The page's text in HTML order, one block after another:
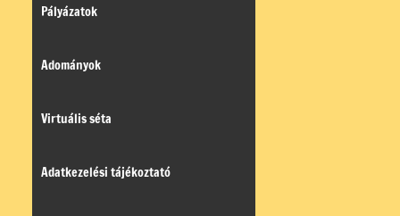
Pályázatok
Adományok
Virtuális séta
Adatkezelési tájékoztató